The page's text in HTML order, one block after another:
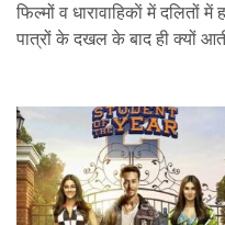
फिल्मों व धारावाहिकाें में दलितों
पात्रों के दखल के बाद ही क्यों